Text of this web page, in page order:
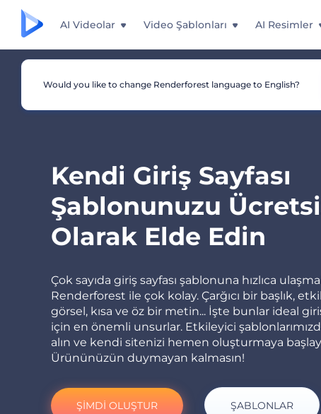
AI Videolar Video Şablonları AI Resimler
Kendi Giriş Sayfası
Şablonunuzu
Olarak Elde Edin
Çok sayıda giriş sayfası şablonuna hızlıca
Renderforest ile çok kolay. Çarğıcı bir başlık,
görsel, kısa ve öz bir metin... İşte bunlar ideal
için en önemli unsurlar. Etkileyici
alın ve kendi sitenizi hemen oluşturmaya
Ürününüzün duymayan kalmasın!
ŞİMDİ OLUŞTUR ŞABLONLAR
Would you like to change Renderforest language to English?